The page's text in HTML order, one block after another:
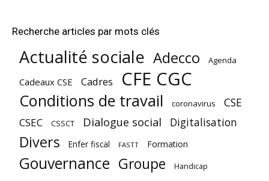
Recherche articles par mots clés
Actualité sociale Adecco Agenda
Cadeaux CSE Cadres CFE CGC
Conditions de travail coronavirus CSE
CSEC CSSCT Dialogue social Digitalisation
Divers Enfer fiscal FASTT Formation
Gouvernance Groupe Handicap